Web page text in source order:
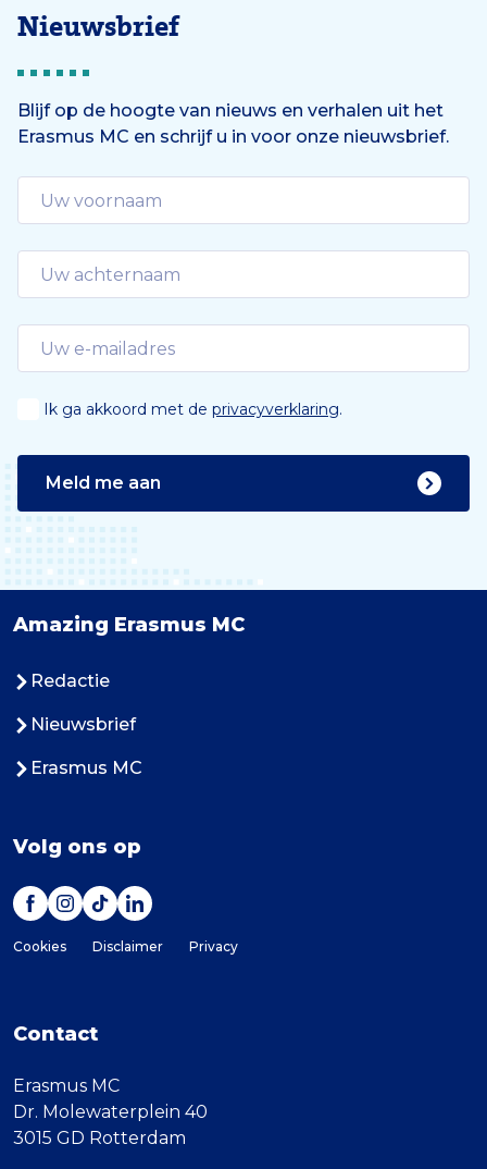
d
Nieuwsbrief
Blijf op de hoogte van nieuws en verhalen uit het
Erasmus MC en schrijf u in voor onze nieuwsbrief.
Ik ga akkoord met de privacyverklaring.
Meld me aan
Amazing Erasmus MC
Redactie
Nieuwsbrief
Erasmus MC
Volg ons op
Cookies Disclaimer Privacy
Contact
Erasmus MC
Dr. Molewaterplein 40
3015 GD Rotterdam